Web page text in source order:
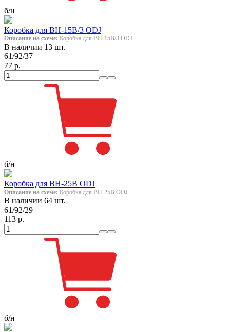
б/н
Коробка для ВН-15В/3 ODJ
Описание на схеме: Коробка для ВН-15В/3 ODJ
В наличии 13 шт.
61/92/37
77 р.
б/н
Коробка для ВН-25В ODJ
Описание на схеме: Коробка для ВН-25В ODJ
В наличии 64 шт.
61/92/29
113 р.
б/н